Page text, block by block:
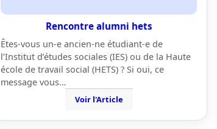
Rencontre alumni hets
Êtes-vous un-e ancien-ne étudiant-e de
l’Institut d’études sociales (IES) ou de la Haute
école de travail social (HETS) ? Si oui, ce
message vous…
Voir l'Article